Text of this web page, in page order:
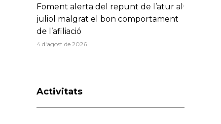
Foment alerta del repunt de l’atur al
juliol malgrat el bon comportament
de l’afiliació
4 d'agost de 2026
Activitats